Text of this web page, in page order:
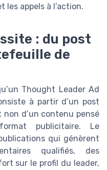
les appels à l’action.
: du post
de
Thought Leader Ad
à partir d’un post
d’un contenu pensé
publicitaire. Le
qui génèrent
qualifiés, des
sur le profil du leader,